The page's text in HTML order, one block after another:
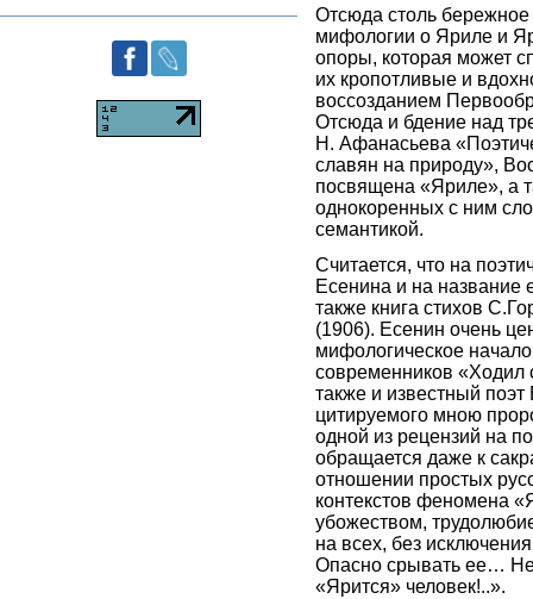
Отсюда столь
мифологии о Яриле и
опоры, которая может
их кропотливые и
воссозданием
Отсюда и бдение над
Н. Афанасьева
славян на природу»,
посвящена «Яриле», а
однокоренных с ним
семантикой.
Считается, что на
Есенина и на название
также книга стихов
(1906). Есенин очень
мифологическое
современников «Ходил
также и известный
цитируемого мною
одной из рецензий на
обращается даже к
отношении простых
контекстов феномена
убожеством,
на всех, без
Опасно срывать ее… Не
«Ярится» человек!..».